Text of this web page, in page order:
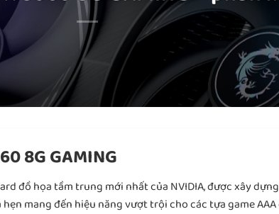
8G GAMING
đồ họa tầm trung mới nhất của NVIDIA, được xây
hẹn mang đến hiệu năng vượt trội cho các tựa game